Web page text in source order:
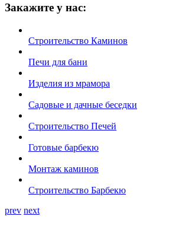
Закажите у нас:
Строительство Каминов
Печи для бани
Изделия из мрамора
Садовые и дачные беседки
Строительство Печей
Готовые барбекю
Монтаж каминов
Строительство Барбекю
prev next